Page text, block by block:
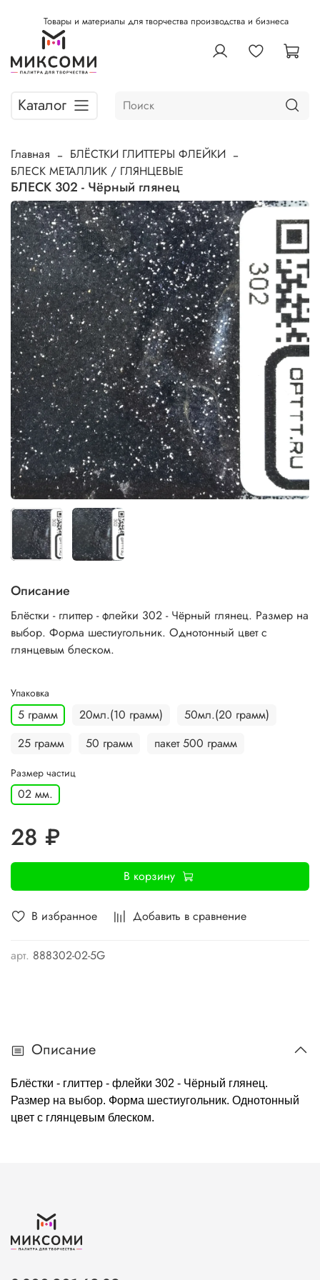
Товары и материалы для творчества производства и бизнеса
Каталог
Главная
БЛЁСТКИ ГЛИТТЕРЫ ФЛЕЙКИ
БЛЕСК МЕТАЛЛИК / ГЛЯНЦЕВЫЕ
БЛЕСК 302 - Чёрный глянец
В избранное Добавить в сравнение
арт. 888302-02-5G
Упаковка
5 грамм 20мл.(10 грамм)
50мл.(20 грамм)
25 грамм
50 грамм пакет 500 грамм
Размер частиц
02 мм.
Описание
Блёстки - глиттер - флейки 302 - Чёрный глянец. Размер на
выбор. Форма шестиугольник. Однотонный цвет с
глянцевым блеском.
28 ₽
В корзину
Описание
Блёстки - глиттер - флейки 302 - Чёрный глянец.
Размер на выбор. Форма шестиугольник. Однотонный
цвет с глянцевым блеском.